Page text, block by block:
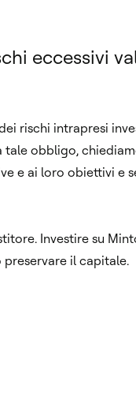
eccessivi
rischi intrapresi
tale obbligo,
e ai loro obiettivi e
Investire su
il capitale.